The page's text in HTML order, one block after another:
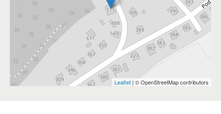
Leaflet | © OpenStreetMap contributors